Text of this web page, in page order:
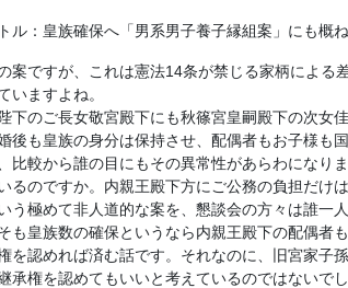
ル：皇族確保へ「男系男子養子縁組案」にも概
案ですが、これは憲法14条が禁じる家柄による
いますよね。
下のご長女敬宮殿下にも秋篠宮皇嗣殿下の次女
後も皇族の身分は保持させ、配偶者もお子様も
比較から誰の目にもその異常性があらわになり
るのですか。内親王殿下方にご公務の負担だけ
う極めて非人道的な案を、懇談会の方々は誰一
も皇族数の確保というなら内親王殿下の配偶者
を認めれば済む話です。それなのに、旧宮家子
承権を認めてもいいと考えているのではないで